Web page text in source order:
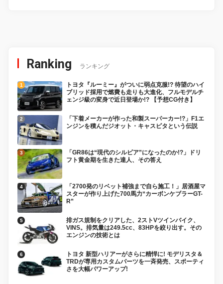
Ranking ランキング
トヨタ『ルーミー』がついに弱点克服!? 待望のハイ
ブリッド採用で燃費も走りも大進化、フルモデルチ
ェンジ級の変身で近日登場か!? 【予想CG付き】
「下着メーカーが作った和製スーパーカー!?」F1エ
ンジンを積んだジオット・キャスピタという伝説
「GR86は“現代のシルビア”になったのか!?」ドリ
フト黄金期を生きた達人、その答え
「2700発のリベット補強まで自ら施工！」居酒屋マ
スターが作り上げた700馬力“カーボンケブラーGT-
R”
排ガス規制をクリアした、2ストVツインバイク、
VINS。排気量は249.5cc、83HPを絞り出す。その
エンジンの技術とは
トヨタ 新型ハリアーがさらに精悍に! モデリスタ＆
TRDが専用カスタムパーツを一斉発売、スポーティ
さを大幅パワーアップ!